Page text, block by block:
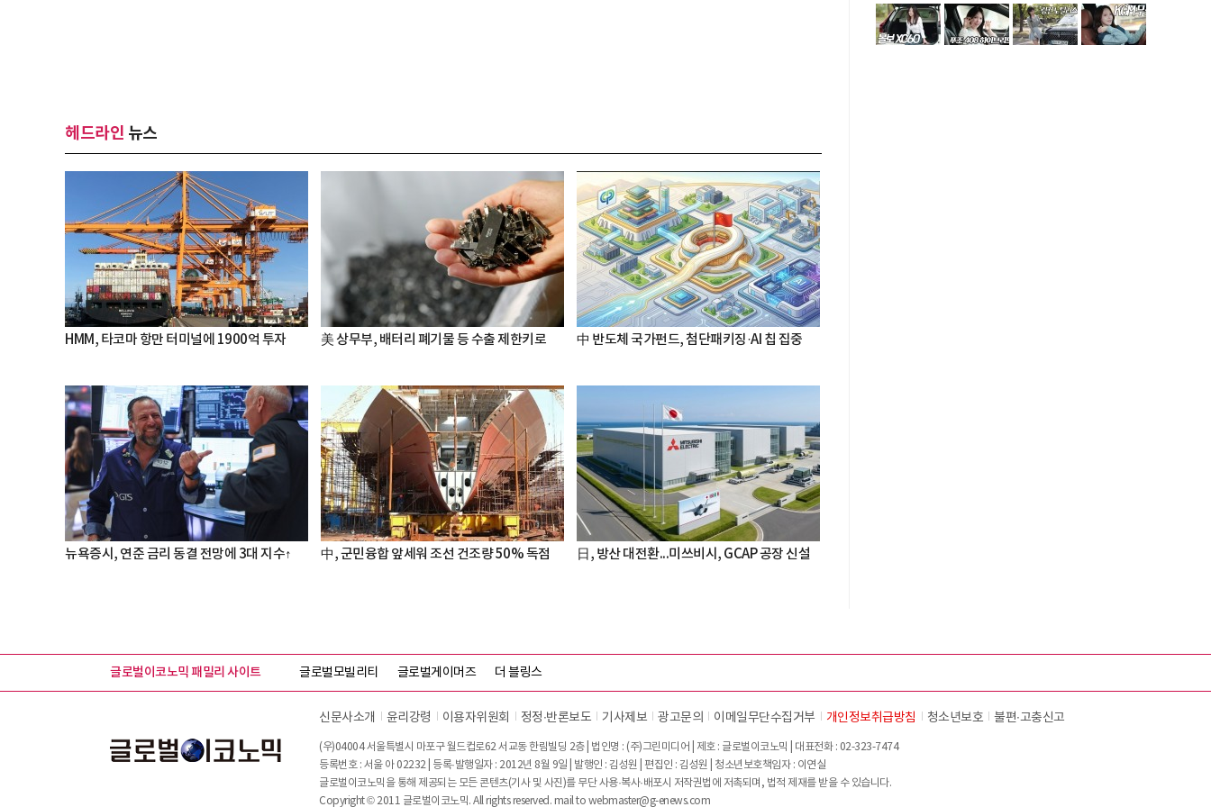
헤드라인 뉴스
HMM, 타코마 항만 터미널에 1900억 투자 美 상무부, 배터리 폐기물 등 수출 제한키로 中 반도체 국가펀드, 첨단패키징·AI 칩 집중
뉴욕증시, 연준 금리 동결 전망에 3대 지수↑ 中, 군민융합 앞세워 조선 건조량 50% 독점 日, 방산 대전환...미쓰비시, GCAP 공장 신설
글로벌이코노믹 패밀리 사이트 글로벌모빌리티 글로벌게이머즈 더 블링스
신문사소개 윤리강령 이용자위원회 정정∙반론보도 기사제보 광고문의 이메일무단수집거부 개인정보취급방침 청소년보호 불편∙고충신고
(우)04004 서울특별시 마포구 월드컵로62 서교동 한림빌딩 2층 | 법인명 : (주)그린미디어 | 제호 : 글로벌이코노믹 | 대표전화 : 02-323-7474
등록번호 : 서울 아 02232 | 등록·발행일자 : 2012년 8월 9일 | 발행인 : 김성원 | 편집인 : 김성원 | 청소년보호책임자 : 이연실
글로벌이코노믹을 통해 제공되는 모든 콘텐츠(기사 및 사진)를 무단 사용·복사·배포시 저작권법에 저촉되며, 법적 제재를 받을 수 있습니다.
Copyright © 2011 글로벌이코노믹. All rights reserved. mail to webmaster@g-enews.com